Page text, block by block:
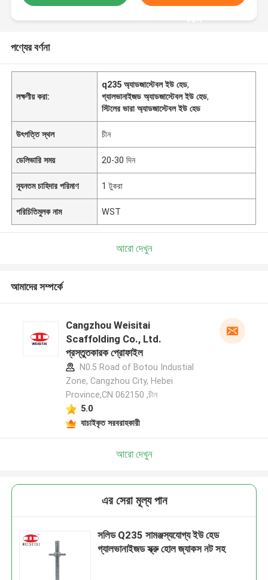
করুন
পণ্যের বর্ণনা
লক্ষণীয় করা:
q235 অ্যাডজাস্টেবল ইউ হেড,
গ্যালভানাইজড অ্যাডজাস্টেবল ইউ হেড,
স্টিলের ভারা অ্যাডজাস্টেবল ইউ হেড
উৎপত্তি স্থল চীন
ডেলিভারি সময় 20-30 দিন
ন্যূনতম চাহিদার পরিমাণ 1 টুকরা
পরিচিতিমুলক নাম WST
আরো দেখুন
আমাদের সম্পর্কে
Cangzhou Weisitai
Scaffolding Co., Ltd.
প্রস্তুতকারক প্রোফাইল
N0.5 Road of Botou Industial
Zone, Cangzhou City, Hebei
Province,CN 062150 ,চীন
5.0
যাচাইকৃত সরবরাহকারী
আরো দেখুন
এর সেরা মূল্য পান
সলিড Q235 সামঞ্জস্যযোগ্য ইউ হেড
গ্যালভানাইজড স্ক্রু হোল জ্যাকস নট সহ